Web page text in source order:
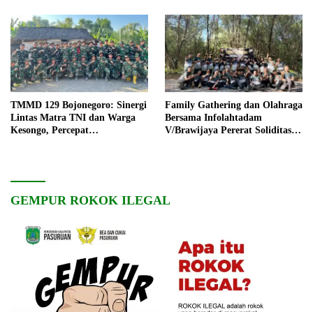
TMMD 129 Bojonegoro: Sinergi
Lintas Matra TNI dan Warga
Kesongo, Percepat
Family Gathering dan Olahraga
Bersama Infolahtadam
V/Brawijaya Pererat Soliditas
GEMPUR ROKOK ILEGAL